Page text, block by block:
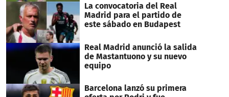
La convocatoria del Real
Madrid para el partido de
este sábado en Budapest
Real Madrid anunció la salida
de Mastantuono y su nuevo
equipo
Barcelona lanzó su primera